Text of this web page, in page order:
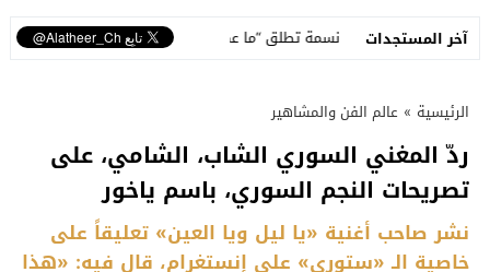
آخر المستجداتنسمة تطلق “ما عم بنساك”.. أغنية مصوّرة تحوّل وجع الفراق إلى
الرئيسية » عالم الفن والمشاهير
ردّ المغني السوري الشاب، الشامي، على
تصريحات النجم السوري، باسم ياخور
نشر صاحب أغنية «يا ليل ويا العين» تعليقاً على
خاصية الـ «ستوري» على إنستغرام، قال فيه: «هذا